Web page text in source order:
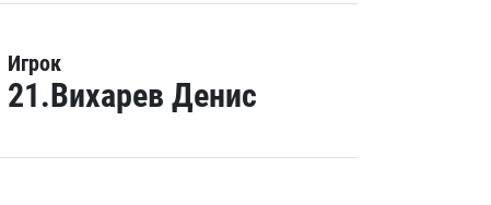
Игрок
21.Вихарев Денис